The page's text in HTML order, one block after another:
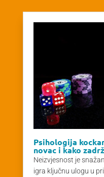
Psihologija
novac i kako
Neizvjesnost je
igra ključnu ulogu u